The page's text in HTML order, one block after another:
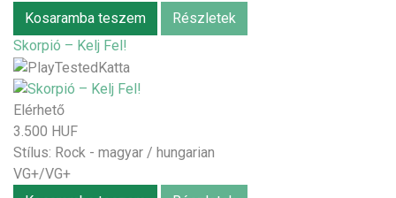
Kosaramba teszem
Részletek
Skorpió – Kelj Fel!
Elérhető
3.500 HUF
Stílus: Rock - magyar / hungarian
VG+/VG+